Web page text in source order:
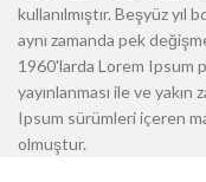
kullanılmıştır. Beşyüz yıl
aynı zamanda pek
1960'larda Lorem Ipsum
yayınlanması ile ve
Ipsum sürümleri içeren
olmuştur.